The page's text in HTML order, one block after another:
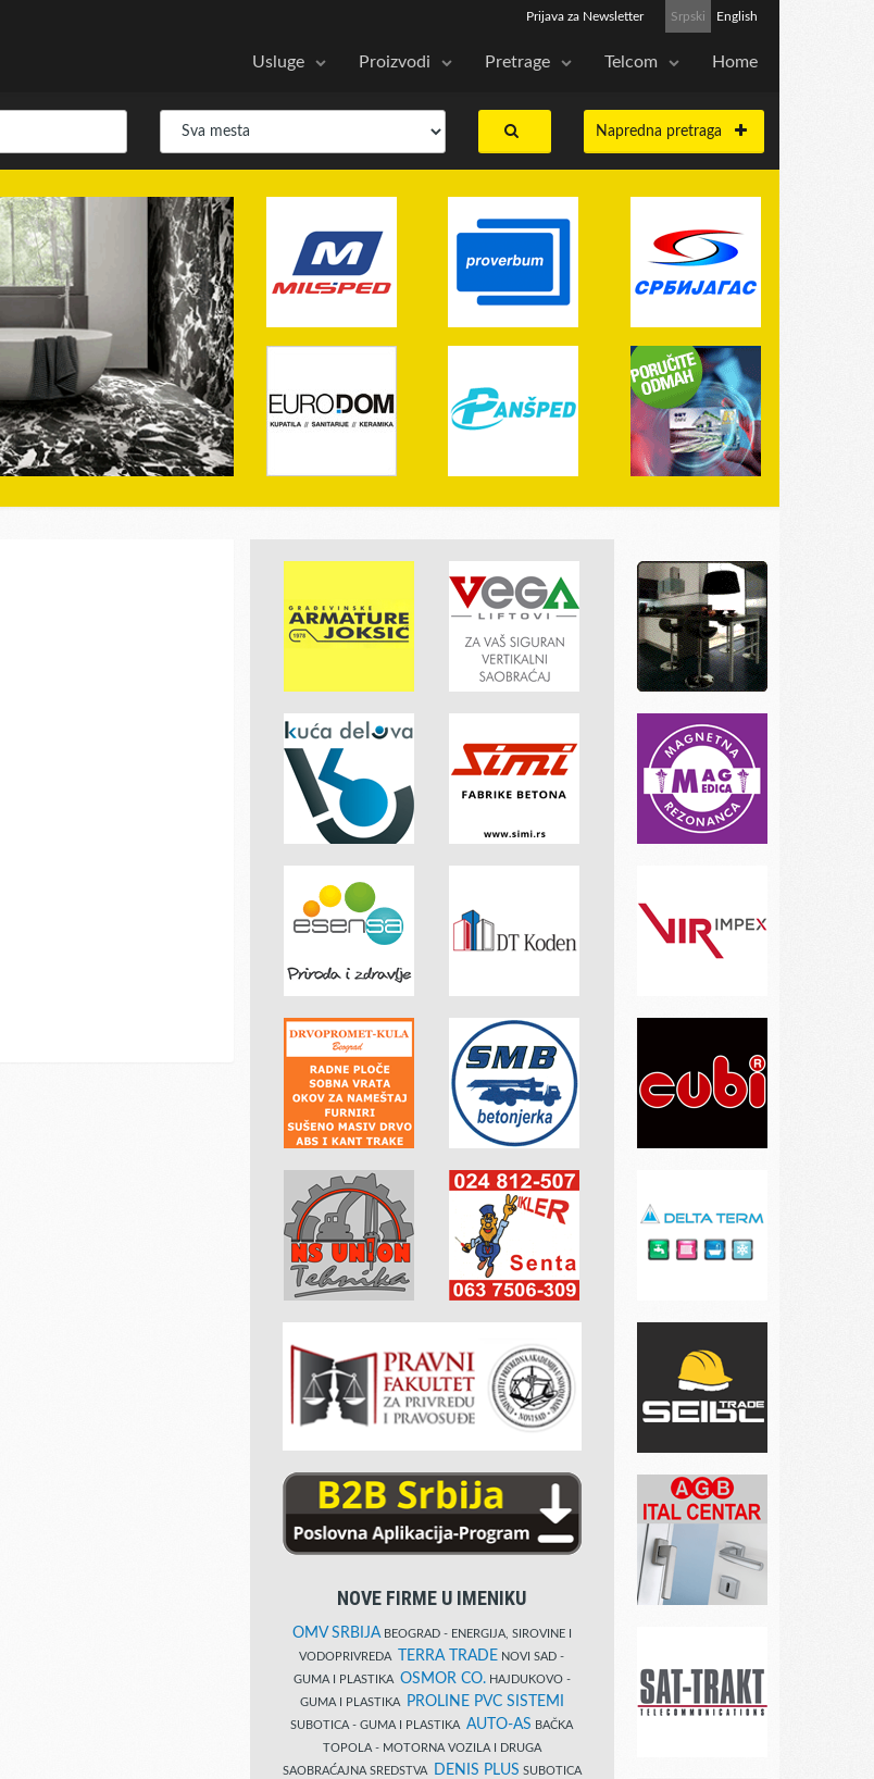
Srpski English
Prijava za Newsletter
Usluge Proizvodi Pretrage Telcom Home
Napredna pretraga
NOVE FIRME U IMENIKU
OMV SRBIJABEOGRAD - ENERGIJA, SIROVINE I
VODOPRIVREDA
TERRA TRADE NOVI SAD -
GUMA I PLASTIKA OSMOR CO.HAJDUKOVO -
GUMA I PLASTIKA
PROLINE PVC SISTEMI
SUBOTICA - GUMA I PLASTIKA AUTO-AS BAČKA
TOPOLA - MOTORNA VOZILA I DRUGA
SAOBRAĆAJNA SREDSTVA
DENIS PLUS SUBOTICA